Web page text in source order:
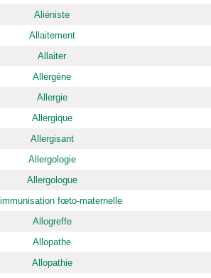
Aliéniste
Allaitement
Allaiter
Allergène
Allergie
Allergique
Allergisant
Allergologie
Allergologue
fœto-maternelle
Allogreffe
Allopathe
Allopathie